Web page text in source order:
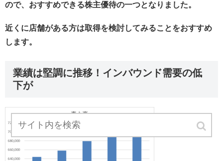
ので、おすすめできる株主優待の一つとなりました。
近くに店舗がある方は取得を検討してみることをおすすめ
します。
業績は堅調に推移！インバウンド需要の低
下が